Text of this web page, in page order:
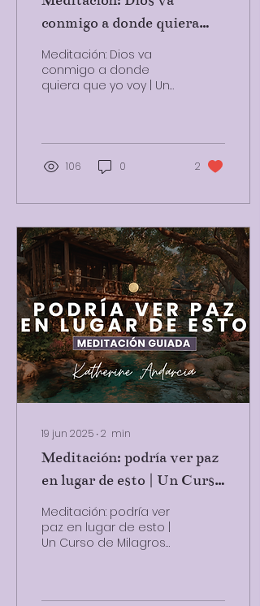
conmigo a donde quiera
que yo voy | Un Curso de
Milagros con Katherine
Andarcia.
Meditación: Dios va
conmigo a donde
quiera que yo voy | Un
106 0 2
19 jun 2025 ∙2 min
Meditación: podría ver paz
en lugar de esto | Un Curso
de Milagros con Katherine
Andarcia
Meditación: podría ver
paz en lugar de esto |
Un Curso de Milagros